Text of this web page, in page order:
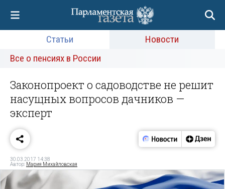
Статьи
Новости
Все о пенсиях в России
Законопроект о садоводстве не решит
насущных вопросов дачников —
эксперт
30.03.2017 14:38
Автор: Мария Михайловская